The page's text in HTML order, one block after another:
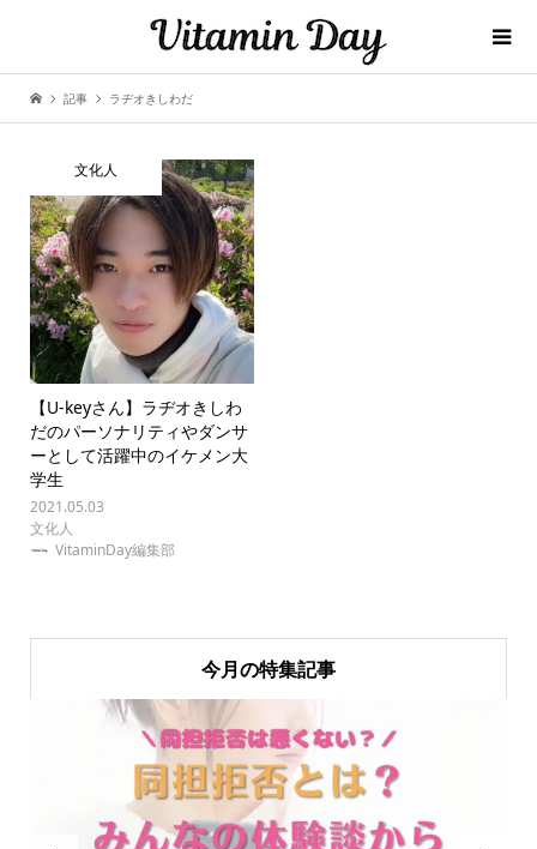
記事 ラヂオきしわだ
文化人
【U-keyさん】ラヂオきしわ
だのパーソナリティやダンサ
ーとして活躍中のイケメン大
学生
2021.05.03
文化人
VitaminDay編集部
今月の特集記事